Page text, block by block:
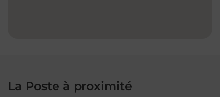
La Poste à proximité